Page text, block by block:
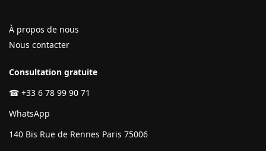
À propos de nous
Nous contacter
Consultation gratuite
☎ +33 6 78 99 90 71
WhatsApp
140 Bis Rue de Rennes Paris 75006